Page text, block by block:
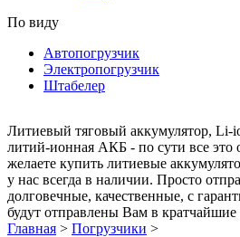
По виду
Автопогрузчик
Электропогрузчик
Штабелер
Литиевый тяговый аккумулятор, Li-
литий-ионная АКБ - по сути все
желаете купить литиевые
у нас всегда в наличии. Просто
долговечные, качественные, с
будут отправлены Вам в кратчайшие
Главная > Погрузчики >